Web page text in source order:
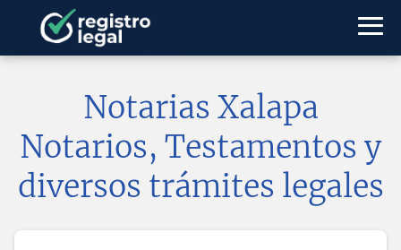
Notarias Xalapa
Notarios, Testamentos y
diversos trámites legales